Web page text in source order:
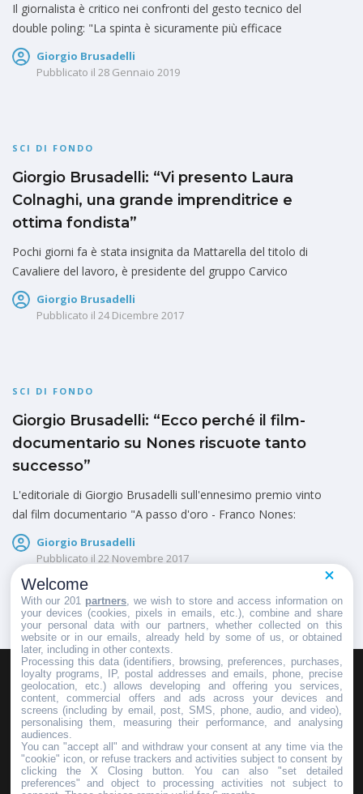
Il giornalista è critico nei confronti del gesto tecnico del
double poling: "La spinta è sicuramente più efficace
Giorgio Brusadelli
Pubblicato il 28 Gennaio 2019
SCI DI FONDO
Giorgio Brusadelli: “Vi presento Laura
Colnaghi, una grande imprenditrice e
ottima fondista”
Pochi giorni fa è stata insignita da Mattarella del titolo di
Cavaliere del lavoro, è presidente del gruppo Carvico
Giorgio Brusadelli
Pubblicato il 24 Dicembre 2017
SCI DI FONDO
Giorgio Brusadelli: “Ecco perché il film-
documentario su Nones riscuote tanto
successo”
L'editoriale di Giorgio Brusadelli sull'ennesimo premio vinto
dal film documentario "A passo d'oro - Franco Nones:
Giorgio Brusadelli
Pubblicato il 22 Novembre 2017
HOMEPAGEREDAZIONEINVIA UN COMUNICATO STAMPA
PUBBLICITÀSCRIVI AL DIRETTORE
Welcome
With our 201 partners , we wish to store and access information on
your devices (cookies, pixels in emails, etc.), combine and share
your personal data with our partners, whether collected on this
website or in our emails, already held by some of us, or obtained
later, including in other contexts.
Processing this data (identifiers, browsing, preferences, purchases,
loyalty programs, IP, postal addresses and emails, phone, precise
geolocation, etc.) allows developing and offering you services,
content, commercial offers and ads across your devices and
screens (including by email, post, SMS, phone, audio, and video),
personalising them, measuring their performance, and analysing
audiences.
You can "accept all" and withdraw your consent at any time via the
"cookie" icon, or refuse trackers and activities subject to consent by
clicking the X Closing button. You can also "set detailed
preferences" and object to processing activities not subject to